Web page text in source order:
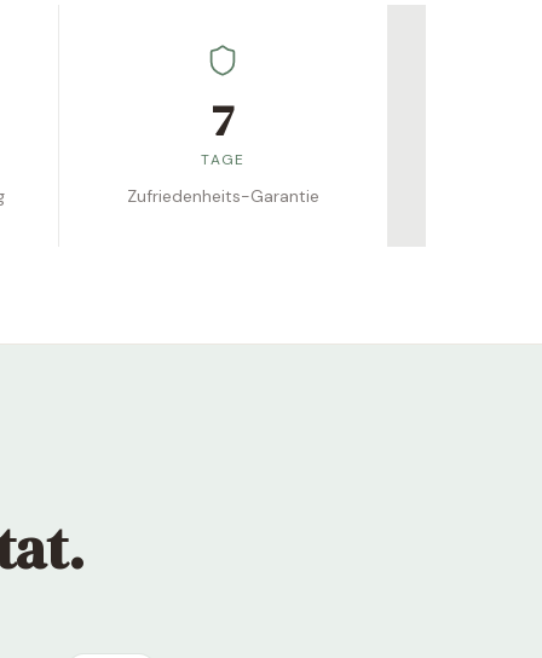
7
TAGE
Zufriedenheits-Garantie